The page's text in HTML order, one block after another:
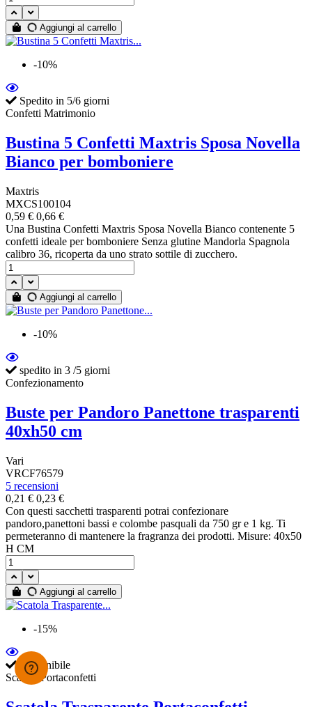
Aggiungi al carrello
-10%
Spedito in 5/6 giorni
Confetti Matrimonio
Bustina 5 Confetti Maxtris Sposa Novella
Bianco per bomboniere
Maxtris
MXCS100104
0,59 € 0,66 €
Una Bustina Confetti Maxtris Sposa Novella Bianco contenente 5
confetti ideale per bomboniere Senza glutine Mandorla Spagnola
calibro 36, ricoperta da uno strato sottile di zucchero.
Aggiungi al carrello
-10%
spedito in 3 /5 giorni
Confezionamento
Buste per Pandoro Panettone trasparenti
40xh50 cm
Vari
VRCF76579
5 recensioni
0,21 € 0,23 €
Con questi sacchetti trasparenti potrai confezionare
pandoro,panettoni bassi e colombe pasquali da 750 gr e 1 kg. Ti
permeteranno di mantenere la fragranza dei prodotti. Misure: 40x50
H CM
Aggiungi al carrello
-15%
Disponibile
Scatole Portaconfetti